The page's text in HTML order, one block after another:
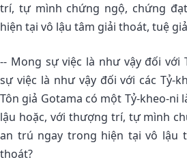
trí, tự mình chứng ngộ, chứng
hiện tại vô lậu tâm giải thoát, tuệ
-- Mong sự việc là như vậy đối với
sự việc là như vậy đối với các Tỷ-
Tôn giả Gotama có một Tỷ-kheo-ni
lậu hoặc, với thượng trí, tự mình
an trú ngay trong hiện tại vô lậu
thoát?